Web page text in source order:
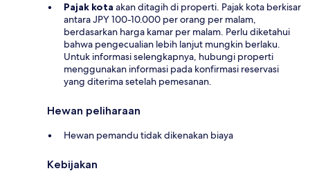
Pajak kota akan ditagih di properti. Pajak kota berkisar
antara JPY 100-10.000 per orang per malam,
berdasarkan harga kamar per malam. Perlu diketahui
bahwa pengecualian lebih lanjut mungkin berlaku.
Untuk informasi selengkapnya, hubungi properti
menggunakan informasi pada konfirmasi reservasi
yang diterima setelah pemesanan.
Hewan peliharaan
Hewan pemandu tidak dikenakan biaya
Kebijakan